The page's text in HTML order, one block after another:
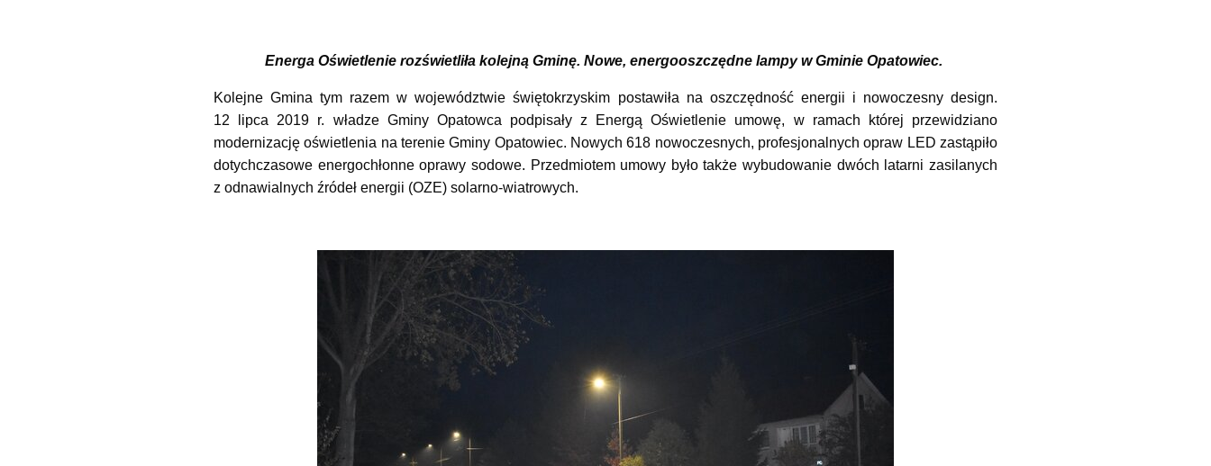
Energa Oświetlenie rozświetliła kolejną Gminę. Nowe, energooszczędne lampy w Gminie Opatowiec.
Kolejne Gmina tym razem w województwie świętokrzyskim postawiła na oszczędność energii i nowoczesny design.
12 lipca 2019 r. władze Gminy Opatowca podpisały z Energą Oświetlenie umowę, w ramach której przewidziano
modernizację oświetlenia na terenie Gminy Opatowiec. Nowych 618 nowoczesnych, profesjonalnych opraw LED zastąpiło
dotychczasowe energochłonne oprawy sodowe. Przedmiotem umowy było także wybudowanie dwóch latarni zasilanych
z odnawialnych źródeł energii (OZE) solarno-wiatrowych.